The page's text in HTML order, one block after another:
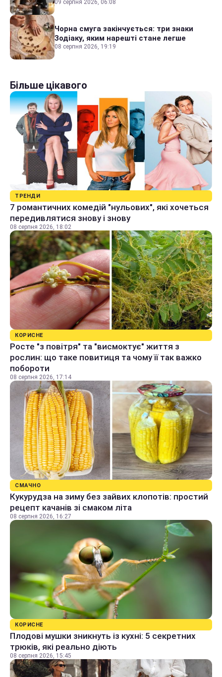
09 серпня 2026, 06:08
Чорна смуга закінчується: три знаки
Зодіаку, яким нарешті стане легше
08 серпня 2026, 19:19
Більше цікавого
ТРЕНДИ
7 романтичних комедій "нульових", які хочеться
передивлятися знову і знову
08 серпня 2026, 18:02
КОРИСНЕ
Росте "з повітря" та "висмоктує" життя з
рослин: що таке повитиця та чому її так важко
побороти
08 серпня 2026, 17:14
СМАЧНО
Кукурудза на зиму без зайвих клопотів: простий
рецепт качанів зі смаком літа
08 серпня 2026, 16:27
КОРИСНЕ
Плодові мушки зникнуть із кухні: 5 секретних
трюків, які реально діють
08 серпня 2026, 15:45